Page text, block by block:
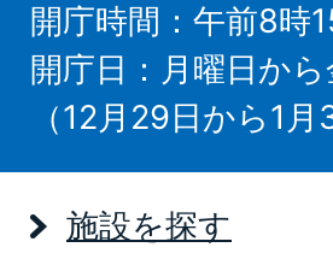
開庁時間：午前8時
開庁日：月曜日か
（12月29日から1
施設を探す